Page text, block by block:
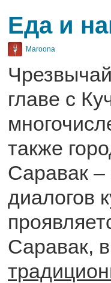
Еда и
Maroona
главе с
также
Саравак –
диалогов
Саравак,